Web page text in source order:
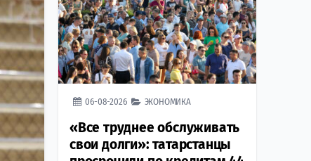
06-08-2026 ЭКОНОМИКА
«Все труднее обслуживать
свои долги»: татарстанцы